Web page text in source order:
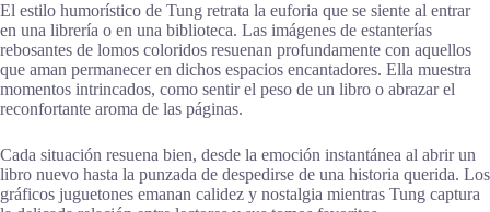
El estilo humorístico de Tung retrata la euforia que se siente al entrar
en una librería o en una biblioteca. Las imágenes de estanterías
rebosantes de lomos coloridos resuenan profundamente con aquellos
que aman permanecer en dichos espacios encantadores. Ella muestra
momentos intrincados, como sentir el peso de un libro o abrazar el
reconfortante aroma de las páginas.
Cada situación resuena bien, desde la emoción instantánea al abrir un
libro nuevo hasta la punzada de despedirse de una historia querida. Los
gráficos juguetones emanan calidez y nostalgia mientras Tung captura